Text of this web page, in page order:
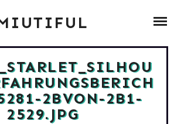
2BVON-2B1-
2529.JPG